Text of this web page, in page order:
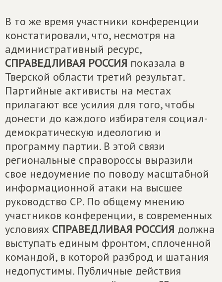
В то же время участники конференции
констатировали, что, несмотря на
административный ресурс,
СПРАВЕДЛИВАЯ РОССИЯ показала в
Тверской области третий результат.
Партийные активисты на местах
прилагают все усилия для того, чтобы
донести до каждого избирателя социал-
демократическую идеологию и
программу партии. В этой связи
региональные справороссы выразили
свое недоумение по поводу масштабной
информационной атаки на высшее
руководство СР. По общему мнению
участников конференции, в современных
условиях СПРАВЕДЛИВАЯ РОССИЯ должна
выступать единым фронтом, сплоченной
командой, в которой разброд и шатания
недопустимы. Публичные действия